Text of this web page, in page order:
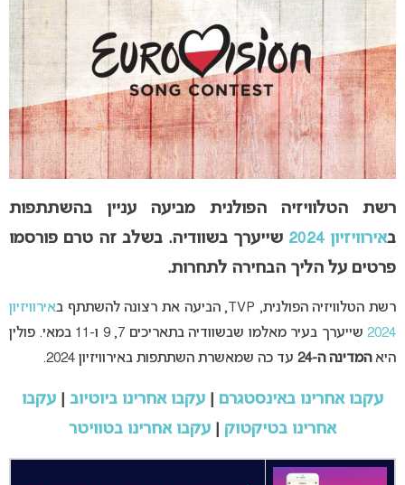
רשת הטלוויזיה הפולנית מביעה עניין בהשתתפות
באירוויזיון 2024
שייערך בשוודיה. בשלב זה טרם פורסמו
פרטים על הליך הבחירה לתחרות.
רשת הטלוויזיה הפולנית, TVP, הביעה את רצונה להשתתף ב
אירוויזיון
2024
שייערך בעיר מאלמו שבשוודיה בתאריכים 7, 9 ו-11 במאי. פולין
היאהמדינה ה-24 עד כה שמאשרת השתתפות באירוויזיון 2024.
עקבו אחרינו באינסטגרם עקבו אחרינו ביוטיוב
עקבו
אחרינו בטיקטוק
עקבו אחרינו בטוויטר